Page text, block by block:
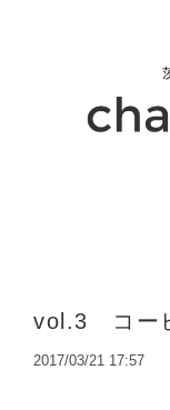
vol.3 コー
2017/03/21 17:57